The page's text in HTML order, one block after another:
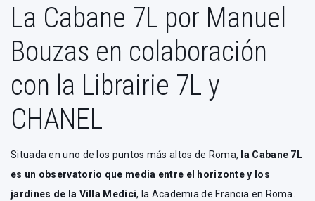
La Cabane 7L por Manuel
Bouzas en colaboración
con la Librairie 7L y
CHANEL
Situada en uno de los puntos más altos de Roma, la Cabane 7L
es un observatorio que media entre el horizonte y los
jardines de la Villa Medici, la Academia de Francia en Roma.